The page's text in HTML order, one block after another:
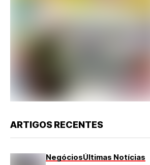
ARTIGOS RECENTES
NegóciosÚltimas Notícias